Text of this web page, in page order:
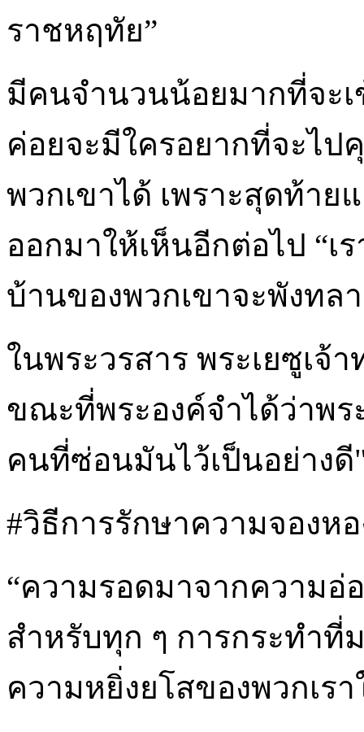
ราชหฤทัย”
มีคนจำนวนน้อยมากที่จะ
ค่อยจะมีใครอยากที่จะไป
พวกเขาได้ เพราะสุดท้าย
ออกมาให้เห็นอีกต่อไป “เ
บ้านของพวกเขาจะพังทล
ในพระวรสาร พระเยซูเ
ขณะที่พระองค์จำได้ว่าพร
คนที่ซ่อนมันไว้เป็นอย่างดี
#วิธีการรักษาความจองหอ
“ความรอดมาจากความอ่
สำหรับทุก ๆ การกระทำที่
ความหยิ่งยโสของพวกเร